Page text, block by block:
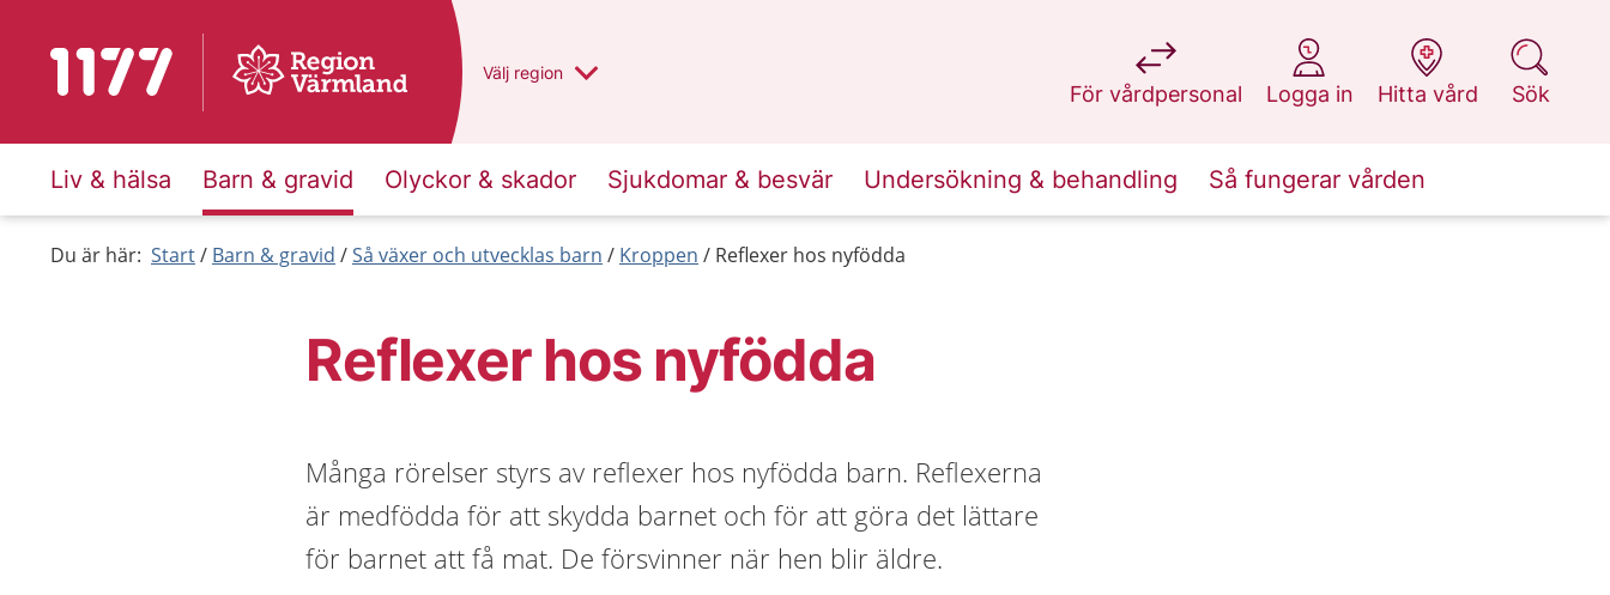
Till startsidan för 1177 Du har valt region
Välj en annan
region
För vårdpersonal
på 1177.se
Logga in
på 1177.se
Hitta vård
på 1177.se
Sök
på 1177.se
Liv & hälsa Barn & gravid Olyckor & skador Sjukdomar & besvär Undersökning & behandling Så fungerar vården
Du är här: Start Barn & gravid Så växer och utvecklas barn Kroppen Reflexer hos nyfödda
Reflexer hos nyfödda
Många rörelser styrs av reflexer hos nyfödda barn. Reflexerna
är medfödda för att skydda barnet och för att göra det lättare
för barnet att få mat. De försvinner när hen blir äldre.